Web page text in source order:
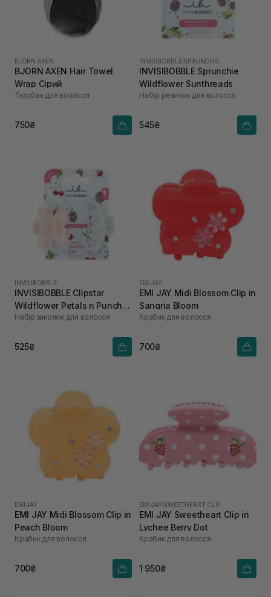
BJORN AXEN
BJORN AXEN Hair Towel
Wrap Сірий
Тюрбан для волосся
750₴
INVISIBOBBLE SPRUNCHIE
INVISIBOBBLE Sprunchie
Wildflower Sunthreads
Набір резинок для волосся
545₴
INVISIBOBBLE
INVISIBOBBLE Clipstar
Wildflower Petals n Punch 2
шт
Набір заколок для волосся
525₴
EMI JAY
EMI JAY Midi Blossom Clip in
Sangria Bloom
Крабик для волосся
700₴
EMI JAY
EMI JAY Midi Blossom Clip in
Peach Bloom
Крабик для волосся
700₴
EMI JAY SWEETHEART CLIP
EMI JAY Sweetheart Clip in
Lychee Berry Dot
Крабик для волосся
1 950₴